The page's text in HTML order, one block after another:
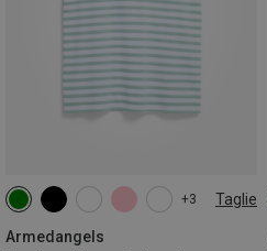
+3 Taglie
Armedangels
XS S XL